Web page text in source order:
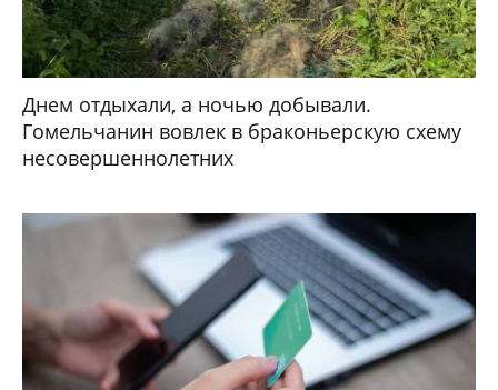
Днем отдыхали, а ночью добывали.
Гомельчанин вовлек в браконьерскую схему
несовершеннолетних